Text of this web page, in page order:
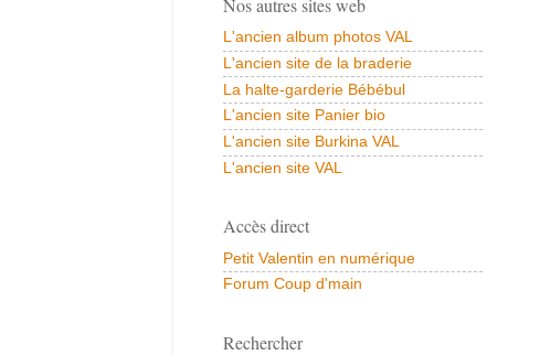
Nos autres sites web
L'ancien album photos VAL
L'ancien site de la braderie
La halte-garderie Bébébul
L'ancien site Panier bio
L'ancien site Burkina VAL
L'ancien site VAL
Accès direct
Petit Valentin en numérique
Forum Coup d'main
Rechercher